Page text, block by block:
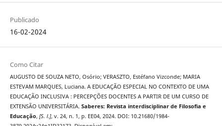
Publicado
16-02-2024
Como Citar
AUGUSTO DE SOUZA NETO, Osório; VERASZTO, Estéfano Vizconde; MARIA
ESTEVAM MARQUES, Luciana. A EDUCAÇÃO ESPECIAL NO CONTEXTO DE UMA
EDUCAÇÃO INCLUSIVA : PERCEPÇÕES DOCENTES A PARTIR DE UM CURSO DE
EXTENSÃO UNIVERSITÁRIA. Saberes: Revista interdisciplinar de Filosofia e
Educação, [S. l.], v. 24, n. 1, p. EE04, 2024. DOI: 10.21680/1984-